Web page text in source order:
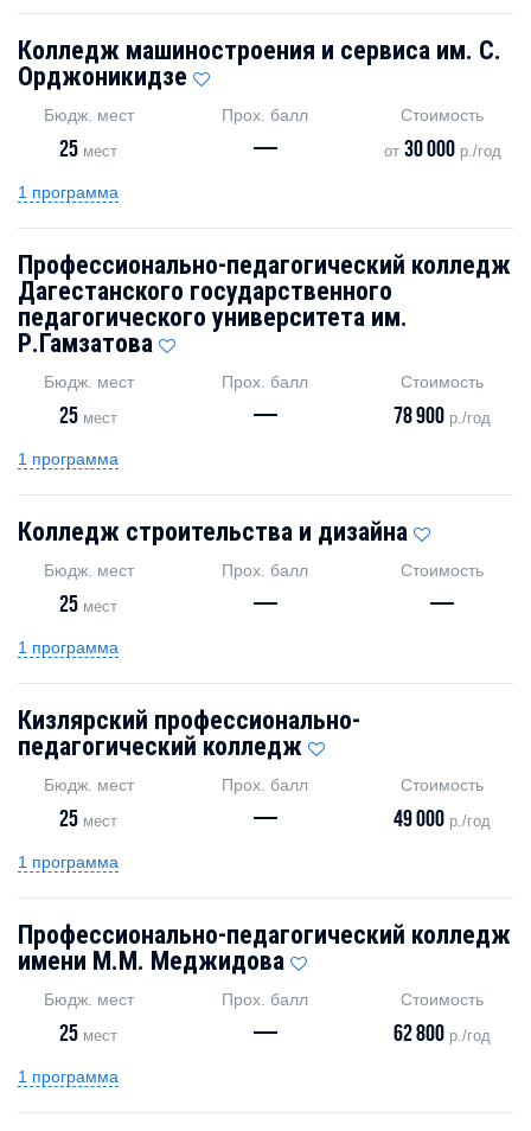
Колледж машиностроения и сервиса им. С.
Орджоникидзе
Бюдж. мест
25 мест
Прох. балл
—
Стоимость
от 30 000р./год
1 программа
Профессионально-педагогический колледж
Дагестанского государственного
педагогического университета им.
Р.Гамзатова
Бюдж. мест
25 мест
Прох. балл
—
Стоимость
78 900 р./год
1 программа
Колледж строительства и дизайна
Бюдж. мест
25 мест
Прох. балл
—
Стоимость
—
1 программа
Кизлярский профессионально-
педагогический колледж
Бюдж. мест
25 мест
Прох. балл
—
Стоимость
49 000 р./год
1 программа
Профессионально-педагогический колледж
имени М.М. Меджидова
Бюдж. мест
25 мест
Прох. балл
—
Стоимость
62 800 р./год
1 программа